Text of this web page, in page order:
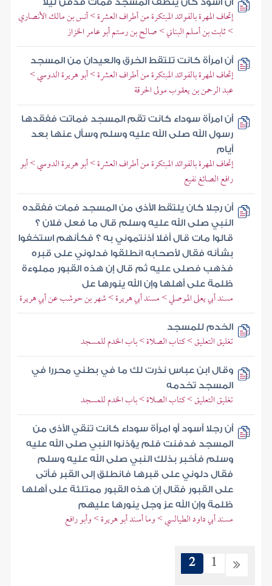
أن أسود كان ينظف المسجد فمات فدفن ليلا
إتحاف المهرة بالفوائد المبتكرة من أطراف العشرة > أنس بن مالك الأنصاري
> ثابت بن أسلم البناني > صالح بن رستم أبو عامر الخزاز
أن امرأة كانت تلتقط الخرق والعيدان من المسجد
إتحاف المهرة بالفوائد المبتكرة من أطراف العشرة > أبو هريرة الدوسي >
عبد الرحمن بن يعقوب مولى الحرقة
أن امرأة سوداء كانت تقم المسجد فماتت ففقدها
رسول الله صلى الله عليه وسلم وسأل عنها بعد
أيام
إتحاف المهرة بالفوائد المبتكرة من أطراف العشرة > أبو هريرة الدوسي > أبو
رافع الصائغ نفيع
أن رجلا كان يلتقط الأذى من المسجد فمات ففقده
النبي صلى الله عليه وسلم قال ما فعل فلان ؟
قالوا مات قال أفلا آذنتموني به ؟ فكأنهم استخفوا
بشأنه فقال لأصحابه انطلقوا فدلوني على قبره
فذهب فصلى عليه ثم قال إن هذه القبور مملوءة
ظلمة على أهلها وإن الله ينورها عل
مسند أبي يعلى الموصلي > مسند أبي هريرة > شهر بن حوشب عن أبي هريرة
الخدم للمسجد
تغليق التعليق > كتاب الصلاة > باب الخدم للمسجد
وقال ابن عباس نذرت لك ما في بطني محررا في
المسجد تخدمه
تغليق التعليق > كتاب الصلاة > باب الخدم للمسجد
أن رجلا أسود أو امرأة سوداء كانت تنقي الأذى من
المسجد فدفنت فلم يؤذنوا النبي صلى الله عليه
وسلم فأخبر بذلك النبي صلى الله عليه وسلم
فقال دلوني على قبرها فانطلق إلى القبر فأتى
على القبور فقال إن هذه القبور ممتلئة على أهلها
ظلمة وإن الله عز وجل ينورها عليهم
مسند أبي داود الطيالسي > وما أسند أبو هريرة > وأبو رافع
1
2